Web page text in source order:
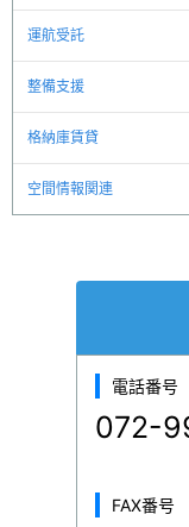
運航受託
整備支援
格納庫賃貸
空間情報関連
電話番号
072-
FAX番号